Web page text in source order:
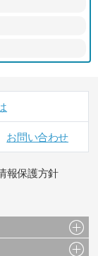
お問い合わせ
報保護方針
タ等）及びこれらの配